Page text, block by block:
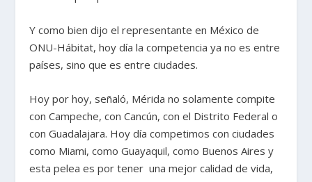
Y como bien dijo el representante en México de
ONU-Hábitat, hoy día la competencia ya no es entre
países, sino que es entre ciudades.
Hoy por hoy, señaló, Mérida no solamente compite
con Campeche, con Cancún, con el Distrito Federal o
con Guadalajara. Hoy día competimos con ciudades
como Miami, como Guayaquil, como Buenos Aires y
esta pelea es por tener una mejor calidad de vida,